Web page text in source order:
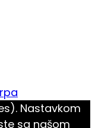
Nastavkom
sa našom